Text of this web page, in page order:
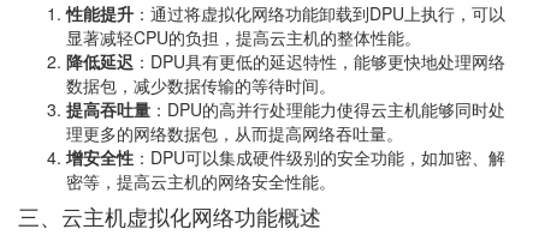
性能提升 ：通过将虚拟化网络功能卸载到DPU上执行，可以
显著减轻CPU的负担，提高云主机的整体性能。
降低延迟 ：DPU具有更低的延迟特性，能够更快地处理网络
数据包，减少数据传输的等待时间。
提高吞吐量 ：DPU的高并行处理能力使得云主机能够同时处
理更多的网络数据包，从而提高网络吞吐量。
增安全性 ：DPU可以集成硬件级别的安全功能，如加密、解
密等，提高云主机的网络安全性能。
三、云主机虚拟化网络功能概述